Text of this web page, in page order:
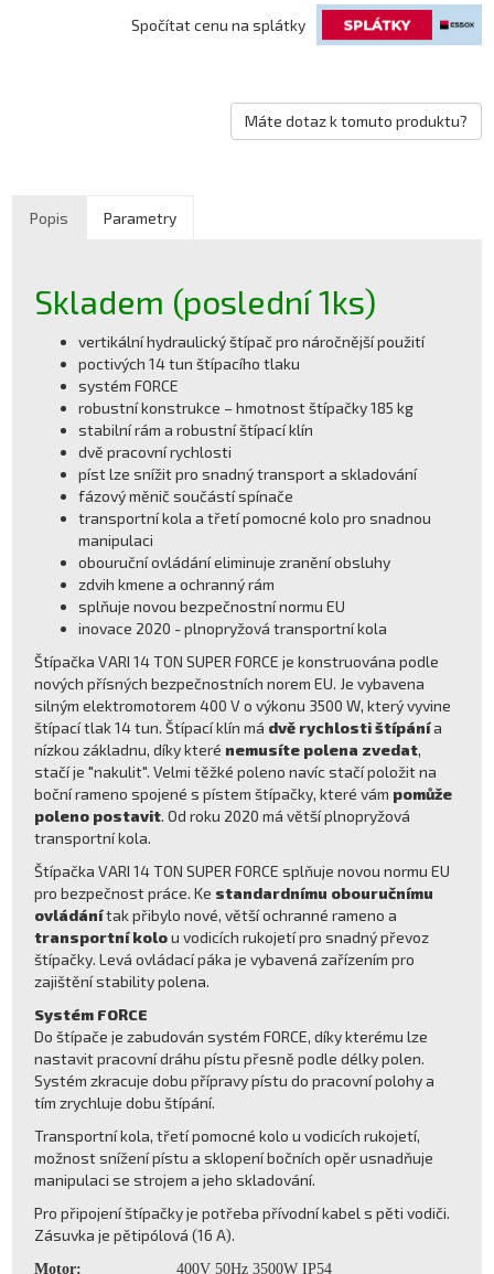
Spočítat cenu na splátky
Máte dotaz k tomuto produktu?
Popis Parametry
Skladem (poslední 1ks)
vertikální hydraulický štípač pro náročnější použití
poctivých 14 tun štípacího tlaku
systém FORCE
robustní konstrukce – hmotnost štípačky 185 kg
stabilní rám a robustní štípací klín
dvě pracovní rychlosti
píst lze snížit pro snadný transport a skladování
fázový měnič součástí spínače
transportní kola a třetí pomocné kolo pro snadnou
manipulaci
obouruční ovládání eliminuje zranění obsluhy
zdvih kmene a ochranný rám
splňuje novou bezpečnostní normu EU
inovace 2020 - plnopryžová transportní kola
Štípačka VARI 14 TON SUPER FORCE je konstruována podle
nových přísných bezpečnostních norem EU. Je vybavena
silným elektromotorem 400 V o výkonu 3500 W, který vyvine
štípací tlak 14 tun. Štípací klín má dvě rychlosti štípánía
nízkou základnu, díky které nemusíte polena zvedat,
stačí je "nakulit". Velmi těžké poleno navíc stačí položit na
boční rameno spojené s pístem štípačky, které vám pomůže
poleno postavit. Od roku 2020 má větší plnopryžová
transportní kola.
Štípačka VARI 14 TON SUPER FORCE splňuje novou normu EU
pro bezpečnost práce. Ke standardnímu obouručnímu
ovládánítak přibylo nové, větší ochranné rameno a
transportní kolou vodicích rukojetí pro snadný převoz
štípačky. Levá ovládací páka je vybavená zařízením pro
zajištění stability polena.
Systém FORCE
Do štípače je zabudován systém FORCE, díky kterému lze
nastavit pracovní dráhu pístu přesně podle délky polen.
Systém zkracuje dobu přípravy pístu do pracovní polohy a
tím zrychluje dobu štípání.
Transportní kola, třetí pomocné kolo u vodicích rukojetí,
možnost snížení pístu a sklopení bočních opěr usnadňuje
manipulaci se strojem a jeho skladování.
Pro připojení štípačky je potřeba přívodní kabel s pěti vodiči.
Zásuvka je pětipólová (16 A).
Motor: 400V 50Hz 3500W IP54